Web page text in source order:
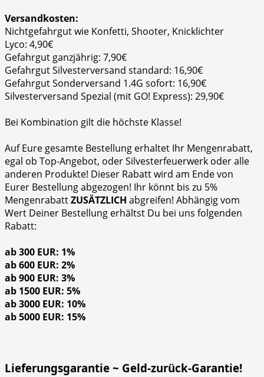
Versandkosten:
Nichtgefahrgut wie Konfetti, Shooter, Knicklichter
Lyco: 4,90€
Gefahrgut ganzjährig: 7,90€
Gefahrgut Silvesterversand standard: 16,90€
Gefahrgut Sonderversand 1.4G sofort: 16,90€
Silvesterversand Spezial (mit GO! Express): 29,90€
Bei Kombination gilt die höchste Klasse!
Auf Eure gesamte Bestellung erhaltet Ihr Mengenrabatt,
egal ob Top-Angebot, oder Silvesterfeuerwerk oder alle
anderen Produkte! Dieser Rabatt wird am Ende von
Eurer Bestellung abgezogen! Ihr könnt bis zu 5%
MengenrabattZUSÄTZLICH abgreifen! Abhängig vom
Wert Deiner Bestellung erhältst Du bei uns folgenden
Rabatt:
ab 300 EUR: 1%
ab 600 EUR: 2%
ab 900 EUR: 3%
ab 1500 EUR: 5%
ab 3000 EUR: 10%
ab 5000 EUR: 15%
Lieferungsgarantie ~ Geld-zurück-Garantie!